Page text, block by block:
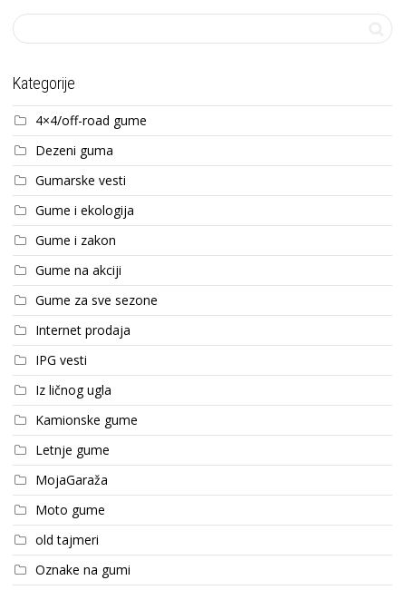
Kategorije
4×4/off-road gume
Dezeni guma
Gumarske vesti
Gume i ekologija
Gume i zakon
Gume na akciji
Gume za sve sezone
Internet prodaja
IPG vesti
Iz ličnog ugla
Kamionske gume
Letnje gume
MojaGaraža
Moto gume
old tajmeri
Oznake na gumi